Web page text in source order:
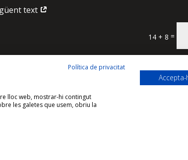
text
14 + 8 =
Política de privacitat
lloc web, mostrar-hi contingut
les galetes que usem, obriu la